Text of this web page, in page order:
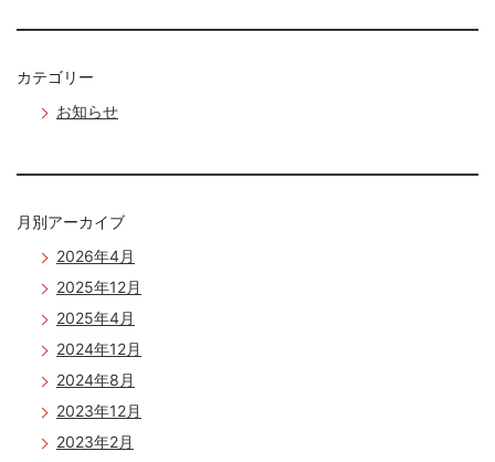
ビ
ゲ
シ
ョ
ン
カテゴリー
お知らせ
月別アーカイブ
2026年4月
2025年12月
2025年4月
2024年12月
2024年8月
2023年12月
2023年2月